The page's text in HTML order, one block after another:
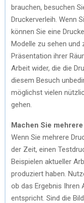
brauchen, besuchen
Druckerverleih. Wenn
können Sie eine
Modelle zu sehen und
Präsentation ihrer
Arbeit wider, die die
diesem Besuch
möglichst vielen
gehen.
Machen Sie
Wenn Sie mehrere
der Zeit, einen
Beispielen aktueller
produziert haben.
ob das Ergebnis Ihren
entspricht. Sind die